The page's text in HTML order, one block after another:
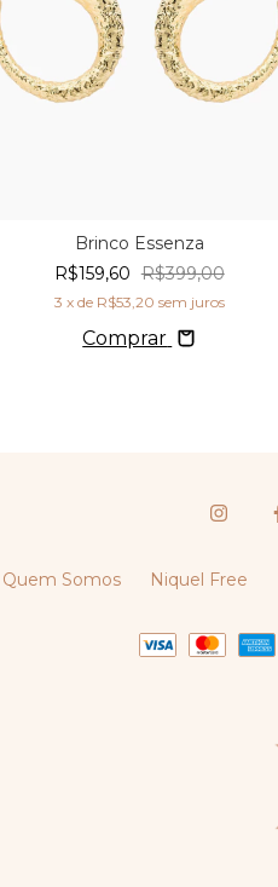
Brinco Essenza
R$159,60 R$399,00
3 x de R$53,20 sem juros
Comprar
Quem Somos Niquel Free